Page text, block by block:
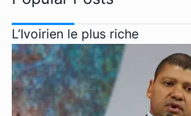
L’Ivoirien le plus riche